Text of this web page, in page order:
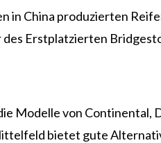
in China produzierten
Erstplatzierten
Modelle von Continental,
bietet gute